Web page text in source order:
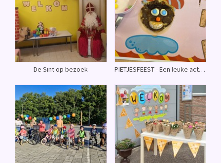
De Sint op bezoek PIETJESFEEST - Een leuke activiteit met ouders